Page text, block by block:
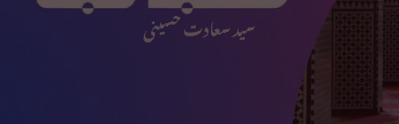
سید سعادت حسینی